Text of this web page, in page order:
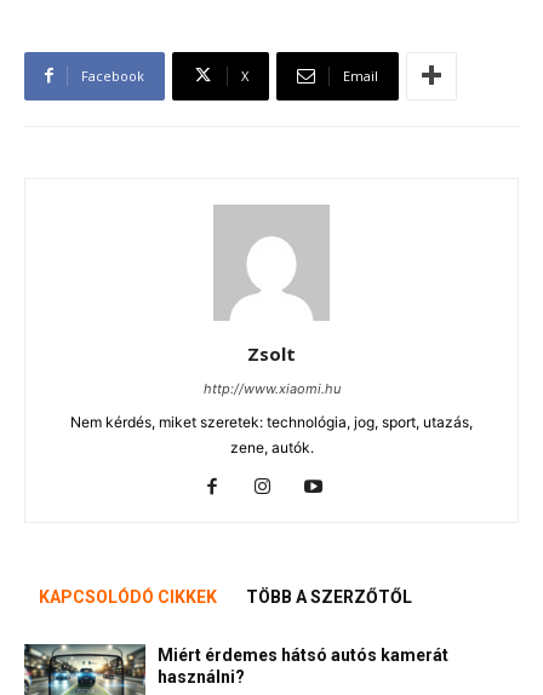
Facebook X Email
Zsolt
http://www.xiaomi.hu
Nem kérdés, miket szeretek: technológia, jog, sport, utazás,
zene, autók.
KAPCSOLÓDÓ CIKKEK TÖBB A SZERZŐTŐL
Miért érdemes hátsó autós kamerát
használni?